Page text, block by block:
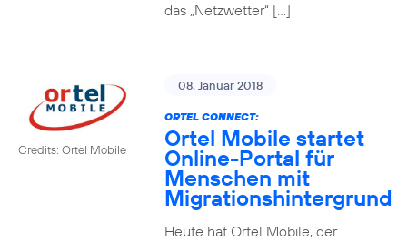
das „Netzwetter“ […]
Credits: Ortel Mobile
08. Januar 2018
ORTEL CONNECT:
Ortel Mobile startet
Online-Portal für
Menschen mit
Migrationshintergrund
Heute hat Ortel Mobile, der